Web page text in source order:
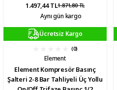
1.497,44 TL1.871,80 TL
Aynı gün kargo
Ücretsiz Kargo
(0)
Element
Element Kompresör Basınç
Şalteri 2-8 Bar Tahliyeli Üç Yollu